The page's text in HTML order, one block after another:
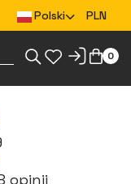
Polski PLN
0
opinii